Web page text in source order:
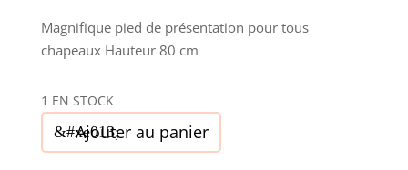
Magnifique pied de présentation pour tous
chapeaux Hauteur 80 cm
1 EN STOCK
quantitéAjouter au panier